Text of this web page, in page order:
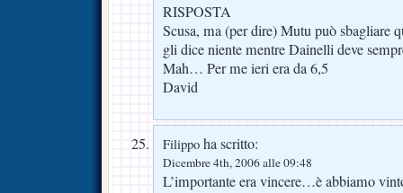
RISPOSTA
Scusa, ma (per dire) Mutu può sbagliare
gli dice niente mentre Dainelli deve
Mah… Per me ieri era da 6,5
David
Filippo ha scritto:
Dicembre 4th, 2006 alle 09:48
L’importante era vincere…è abbiamo